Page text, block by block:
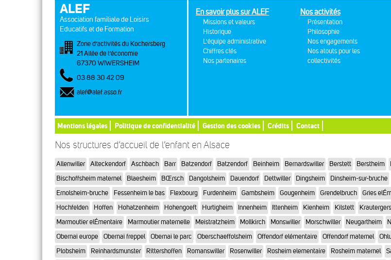
ALEF
Association familiale de Loisirs
Educatifs et de Formation
Zone d’activités du Kochersberg
21 Allée de l’économie
67370 WIWERSHEIM
03 88 30 42 09
alef@alef.asso.fr
En savoir plus sur ALEF
Missions et valeurs
Historique
L'équipe administrative
Chiffres clés
Nos partenaires
Nos activités
Présentation
Philosophie
Nos engagements
Nos atouts pour les
collectivités
Mentions légales Politique de confidentialité Gestion des cookies Crédits Contact
Nos structures d’accueil de l’enfant en Alsace
Allenwiller Alteckendorf Aschbach Barr Batzendorf Batzendorf Beinheim Bernardswiller Berstett Berstheim
Bischoffsheim maternel
Blaesheim BŒrsch Dangolsheim Dauendorf Dettwiller Dingsheim Dinsheim-sur-bruche
Ernolsheim-bruche
Fessenheim le bas Flexbourg Furdenheim Gambsheim Gougenheim Grendelbruch Gries
Hochfelden
Hoffen Hohatzenheim Hohengoeft Hurtigheim Innenheim Ittenheim Kienheim Kilstett
Marmoutier elÉmentaire
Marmoutier maternelle Meistratzheim Mollkirch Monswiller Morschwiller Neugartheim
Obernai europe
Obernai freppel Obernai le parc Oberschaeffolsheim Offendorf elémentaire Offendorf maternel
Plobsheim
Reinhardsmunster Rittershoffen Romanswiller Rosenwiller Rosheim elementaire Rosheim maternel